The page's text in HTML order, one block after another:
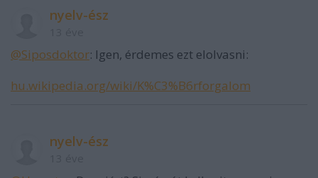
nyelv-ész
@Siposdoktor: Igen, érdemes ezt elolvasni:
hu.wikipedia.org/wiki/K%C3%B6rforgalom
nyelv-ész